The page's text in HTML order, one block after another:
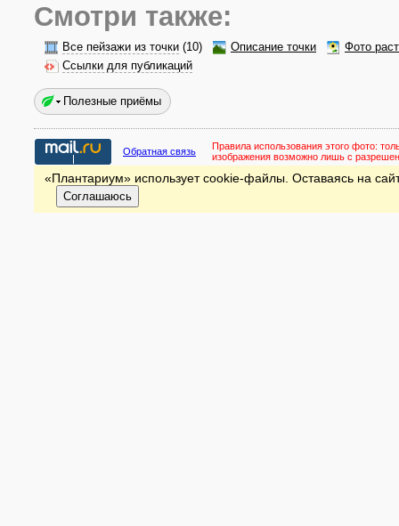
Смотри также:
Все пейзажи из точки (10) Описание точки
Фото
Ссылки для публикаций
Полезные приёмы
Обратная связь Правила использования этого фото:
изображения возможно лишь с
«Плантариум» использует cookie-файлы. Оставаясь на
Соглашаюсь